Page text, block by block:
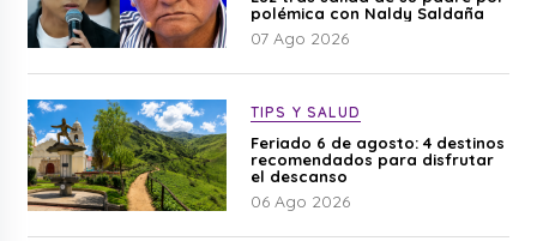
polémica con Naldy Saldaña
07 Ago 2026
TIPS Y SALUD
Feriado 6 de agosto: 4 destinos
recomendados para disfrutar
el descanso
06 Ago 2026